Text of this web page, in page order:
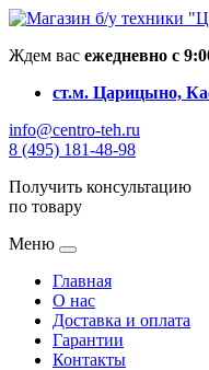
Ждем вас ежедневно с
ст.м. Царицыно,
info@centro-teh.ru
8 (495) 181-48-98
Получить консультацию
по товару
Меню
Главная
О нас
Доставка и оплата
Гарантии
Контакты